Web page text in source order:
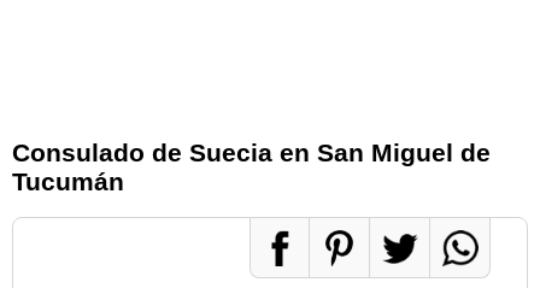
Consulado de Suecia en San Miguel de
Tucumán